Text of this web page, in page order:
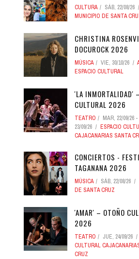
CULTURA
SÁB, 22/08/26
MUNICIPIO DE SANTA
CHRISTINA
DOCUROCK 2026
MÚSICA VIE, 30/10/26
ESPACIO CULTURAL
'LA INMORTALIDAD'
CULTURAL 2026
TEATRO MAR, 22/09/26 -
23/09/26
ESPACIO
CAJACANARIAS SANTA
CONCIERTOS -
TAGANANA 2026
MÚSICA SÁB, 22/08/26
DE SANTA CRUZ
'AMAR' – OTOÑO
2026
TEATRO JUE, 24/09/26
CULTURAL
CRUZ